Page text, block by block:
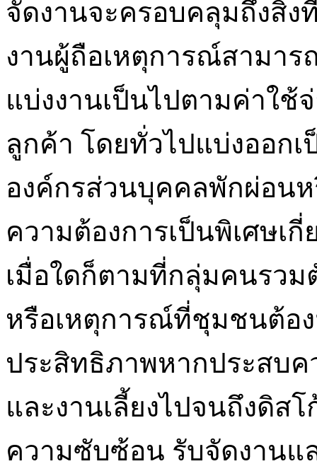
จัดงานจะครอบคลุมถึงสิ่
งานผู้ถือเหตุการณ์สามาร
แบ่งงานเป็นไปตามค่าใช้
ลูกค้า โดยทั่วไปแบ่งออก
องค์กรส่วนบุคคลพักผ่อน
ความต้องการเป็นพิเศษเ
เมื่อใดก็ตามที่กลุ่มคนรวม
หรือเหตุการณ์ที่ชุมชนต้อ
ประสิทธิภาพหากประสบค
และงานเลี้ยงไปจนถึงดิส
ความซับซ้อน รับจัดงานแ